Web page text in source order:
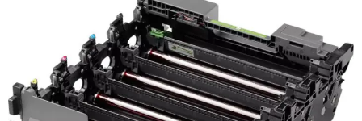
Op voorraad bij leverancier